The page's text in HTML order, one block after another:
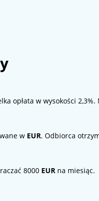
opłata w wysokości 2,3%.
w EUR. Odbiorca
8000 EUR na miesiąc.